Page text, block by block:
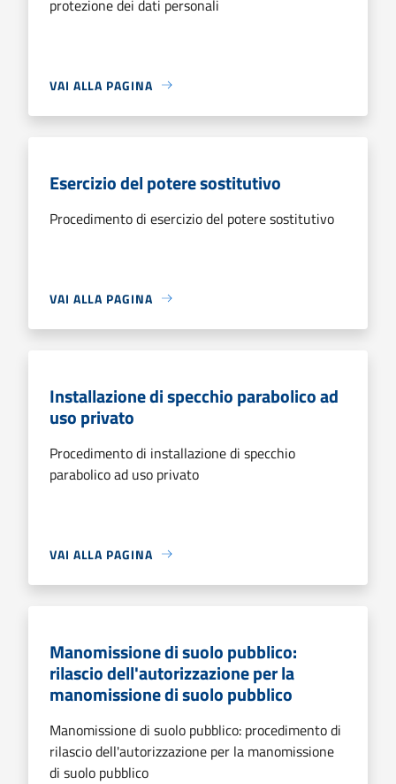
protezione dei dati personali
VAI ALLA PAGINA
Esercizio del potere sostitutivo
Procedimento di esercizio del potere sostitutivo
VAI ALLA PAGINA
Installazione di specchio parabolico ad
uso privato
Procedimento di installazione di specchio
parabolico ad uso privato
VAI ALLA PAGINA
Manomissione di suolo pubblico:
rilascio dell'autorizzazione per la
manomissione di suolo pubblico
Manomissione di suolo pubblico: procedimento di
rilascio dell'autorizzazione per la manomissione
di suolo pubblico